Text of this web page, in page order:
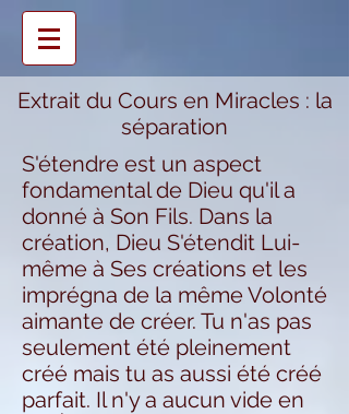
Extrait du Cours en Miracles : la
séparation
S'étendre est un aspect
fondamental de Dieu qu'il a
donné à Son Fils. Dans la
création, Dieu S'étendit Lui-
même à Ses créations et les
imprégna de la même Volonté
aimante de créer. Tu n'as pas
seulement été pleinement
créé mais tu as aussi été créé
parfait. Il n'y a aucun vide en